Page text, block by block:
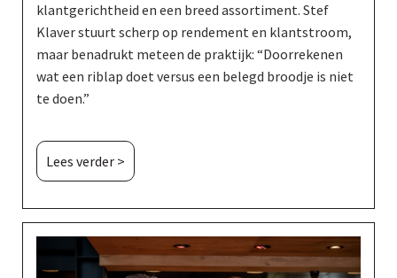
klantgerichtheid en een breed assortiment. Stef
Klaver stuurt scherp op rendement en klantstroom,
maar benadrukt meteen de praktijk: “Doorrekenen
wat een riblap doet versus een belegd broodje is niet
te doen.”
Lees verder >